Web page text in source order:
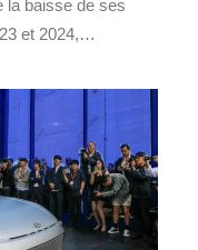
la baisse de ses
et 2024,…